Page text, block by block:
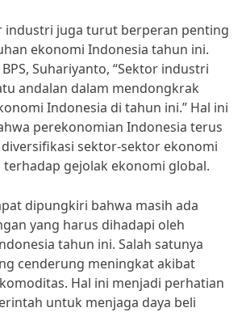
industri juga turut berperan penting
ekonomi Indonesia tahun ini.
Suhariyanto, “Sektor industri
andalan dalam mendongkrak
Indonesia di tahun ini.” Hal ini
perekonomian Indonesia terus
sektor-sektor ekonomi
gejolak ekonomi global.
dipungkiri bahwa masih ada
yang harus dihadapi oleh
tahun ini. Salah satunya
cenderung meningkat akibat
Hal ini menjadi perhatian
untuk menjaga daya beli